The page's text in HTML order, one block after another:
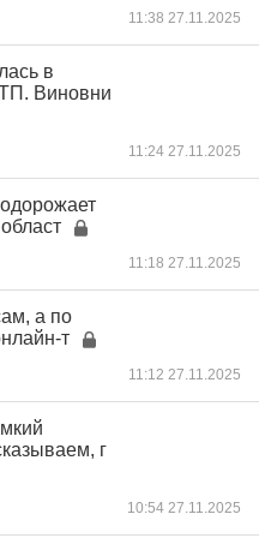
11:38 27.11.2025
в
Виновни
11:24 27.11.2025
11:18 27.11.2025
а по
т
11:12 27.11.2025
г
10:54 27.11.2025